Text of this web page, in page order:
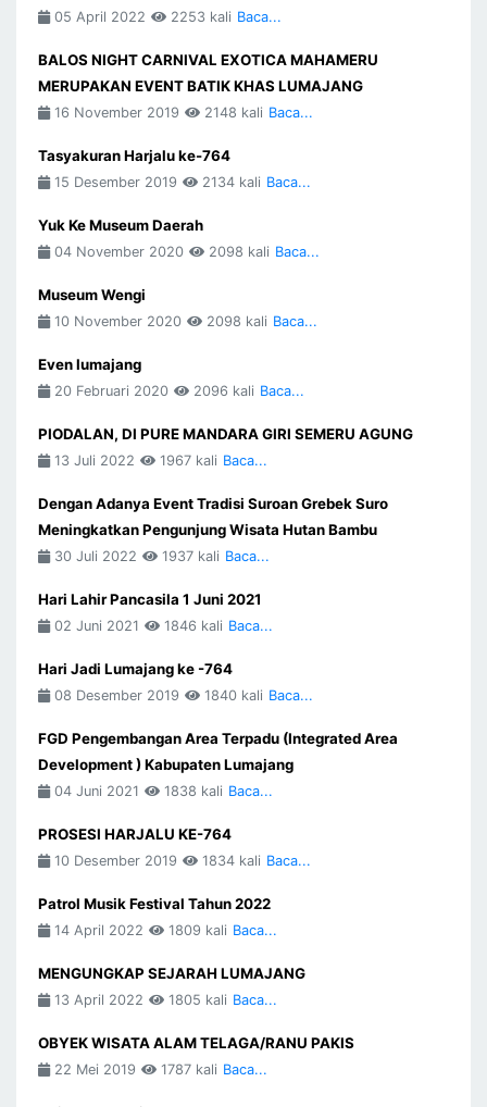
05 April 2022 2253 kali Baca...
BALOS NIGHT CARNIVAL EXOTICA MAHAMERU
MERUPAKAN EVENT BATIK KHAS LUMAJANG
16 November 2019 2148 kali Baca...
Tasyakuran Harjalu ke-764
15 Desember 2019 2134 kali Baca...
Yuk Ke Museum Daerah
04 November 2020 2098 kali Baca...
Museum Wengi
10 November 2020 2098 kali Baca...
Even lumajang
20 Februari 2020 2096 kali Baca...
PIODALAN, DI PURE MANDARA GIRI SEMERU AGUNG
13 Juli 2022 1967 kali Baca...
Dengan Adanya Event Tradisi Suroan Grebek Suro
Meningkatkan Pengunjung Wisata Hutan Bambu
30 Juli 2022 1937 kali Baca...
Hari Lahir Pancasila 1 Juni 2021
02 Juni 2021 1846 kali Baca...
Hari Jadi Lumajang ke -764
08 Desember 2019 1840 kali Baca...
FGD Pengembangan Area Terpadu (Integrated Area
Development ) Kabupaten Lumajang
04 Juni 2021 1838 kali Baca...
PROSESI HARJALU KE-764
10 Desember 2019 1834 kali Baca...
Patrol Musik Festival Tahun 2022
14 April 2022 1809 kali Baca...
MENGUNGKAP SEJARAH LUMAJANG
13 April 2022 1805 kali Baca...
OBYEK WISATA ALAM TELAGA/RANU PAKIS
22 Mei 2019 1787 kali Baca...